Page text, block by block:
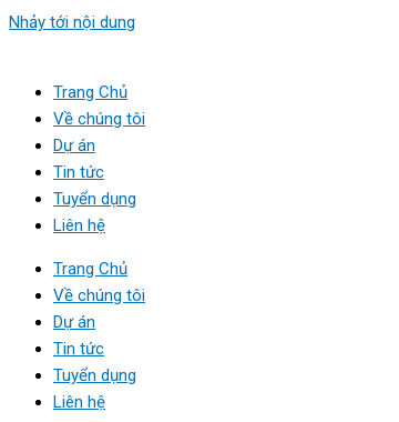
Nhảy tới nội dung
Trang Chủ
Về chúng tôi
Dự án
Tin tức
Tuyển dụng
Liên hệ
Trang Chủ
Về chúng tôi
Dự án
Tin tức
Tuyển dụng
Liên hệ